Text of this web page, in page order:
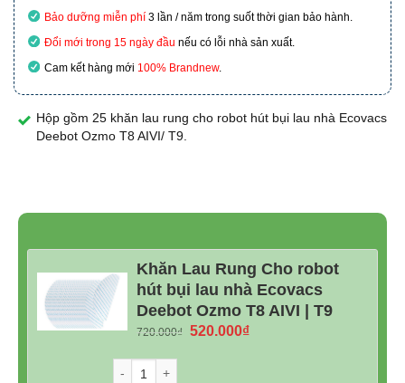
Bảo dưỡng miễn phí 3 lần / năm trong suốt thời gian bảo hành.
Đổi mới trong 15 ngày đầu nếu có lỗi nhà sản xuất.
Cam kết hàng mới 100% Brandnew.
Hộp gồm 25 khăn lau rung cho robot hút bụi lau nhà Ecovacs
Deebot Ozmo T8 AIVI/ T9.
Khăn Lau Rung Cho robot
hút bụi lau nhà Ecovacs
Deebot Ozmo T8 AIVI | T9
720.000₫ Giá
520.000₫Giá